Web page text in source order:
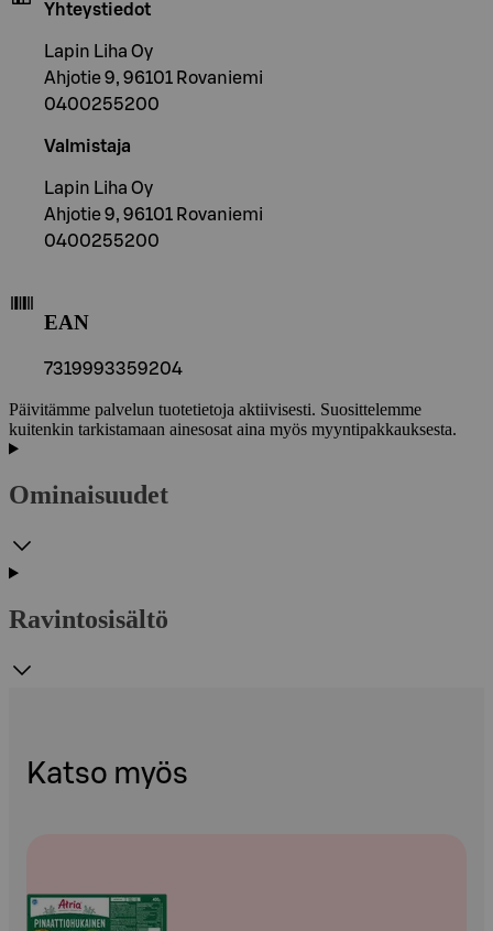
Yhteystiedot
Lapin Liha Oy
Ahjotie 9, 96101 Rovaniemi
0400255200
Valmistaja
Lapin Liha Oy
Ahjotie 9, 96101 Rovaniemi
0400255200
EAN
7319993359204
Päivitämme palvelun tuotetietoja aktiivisesti. Suosittelemme
kuitenkin tarkistamaan ainesosat aina myös myyntipakkauksesta.
Ominaisuudet
Ravintosisältö
Katso myös